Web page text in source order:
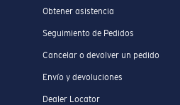
Obtener asistencia
Seguimiento de Pedidos
Cancelar o devolver un pedido
Envío y devoluciones
Dealer Locator